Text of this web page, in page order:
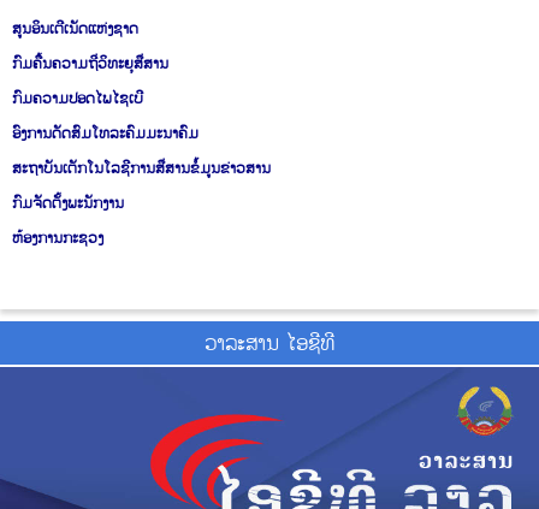
n
a
i
g
a
t
o
n
ສູນອິນເຕີເນັດແຫ່ງຊາດ
ກົມຄື້ນຄວາມຖີ່ວິທະຍຸສື່ສານ
ກົມຄວາມປອດໄພໄຊເບີ
ອົງການດັດສົມໂທລະຄົມມະນາຄົມ
ສະຖາບັນເຕັກໂນໂລຊີການສື່ສານຂໍ້ມູນຂ່າວສານ
ກົມຈັດຕັ້ງພະນັກງານ
ຫ້ອງການກະຊວງ
ວາ​ລະ​ສານ ໄອ​ຊີ​ທີ